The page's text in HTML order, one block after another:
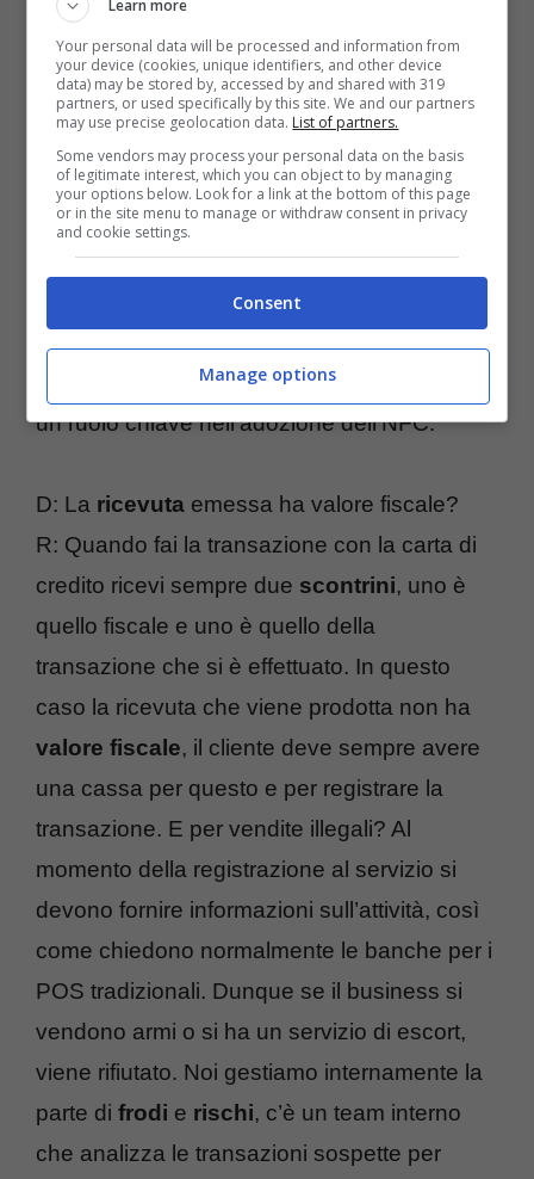
D: Adotterete l’NFC?
R: L’adozione di questatecnologiala stiamo
studiando con interesse, siamo consapevoli
del ruolo che potrebbe giocare nel settore. Il
problema di fondo è che si deve creare una
base di utenti che sappiano utilizzare questa
tecnologia e che possiedano ovviamente i
apposita. Potremmo giocare
un ruolo chiave nell’adozione dell’NFC.
D: La ricevuta emessa ha valore fiscale?
R: Quando fai la transazione con la carta di
credito ricevi sempre due scontrini, uno è
quello fiscale e uno è quello della
transazione che si è effettuato. In questo
caso la ricevuta che viene prodotta non ha
valore fiscale, il cliente deve sempre avere
una cassa per questo e per registrare la
transazione. E per vendite illegali? Al
momento della registrazione al servizio si
devono fornire informazioni sull’attività, così
come chiedono normalmente le banche per i
POS tradizionali. Dunque se il business si
vendono armi o si ha un servizio di escort,
viene rifiutato. Noi gestiamo internamente la
parte di frodi e rischi, c’è un team interno
che analizza le transazioni sospette per
Learn more
Your personal data will be processed and information from
your device (cookies, unique identifiers, and other device
data) may be stored by, accessed by and shared with 319
partners, or used specifically by this site. We and our partners
may use precise geolocation data. List of partners.
Some vendors may process your personal data on the basis
of legitimate interest, which you can object to by managing
your options below. Look for a link at the bottom of this page
or in the site menu to manage or withdraw consent in privacy
and cookie settings.
Consent
Manage options